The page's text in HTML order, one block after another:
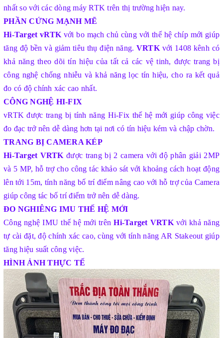
nhất so với các dòng máy RTK trên thị trường hiện nay.
PHẦN CỨNG MẠNH MẼ
Hi-Target vRTK với bo mạch chủ cùng với thế hệ chíp mới giúp
tăng độ bền và giảm tiêu thụ điện năng. VRTKvới 1408 kênh có
khả năng theo dõi tín hiệu của tất cả các vệ tinh, được trang bị
công nghệ chống nhiễu và khả năng lọc tín hiệu, cho ra kết quả
đo có độ chính xác cao nhất.
CÔNG NGHỆ HI-FIX
vRTK được trang bị tính năng Hi-Fix thế hệ mới giúp công việc
đo đạc trở nên dễ dàng hơn tại nơi có tín hiệu kém và chập chờn.
TRANG BỊ CAMERA KÉP
Hi-Target VRTK được trang bị 2 camera với độ phân giải 2MP
và 5 MP, hỗ trợ cho công tác khảo sát với khoảng cách hoạt động
lên tới 15m, tính năng bố trí điểm nâng cao với hỗ trợ của Camera
giúp công tác bố trí điểm trở nên dễ dàng.
ĐO NGHIÊNG IMU THẾ HỆ MỚI
Công nghệ IMU thế hệ mới trênHi-Target VRTKvới khả năng
tự cài đặt, độ chính xác cao, cùng với tính năng AR Stakeout giúp
tăng hiệu suất công việc.
HÌNH ẢNH THỰC TẾ